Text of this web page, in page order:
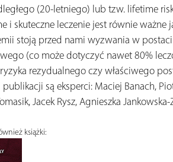
(20-letniego) lub tzw. lifetime
i skuteczne leczenie jest równie
stoją przed nami wyzwania w
(co może dotyczyć nawet 80%
rezydualnego czy właściwego
są eksperci: Maciej Banach,
Jacek Rysz, Agnieszka
książki: